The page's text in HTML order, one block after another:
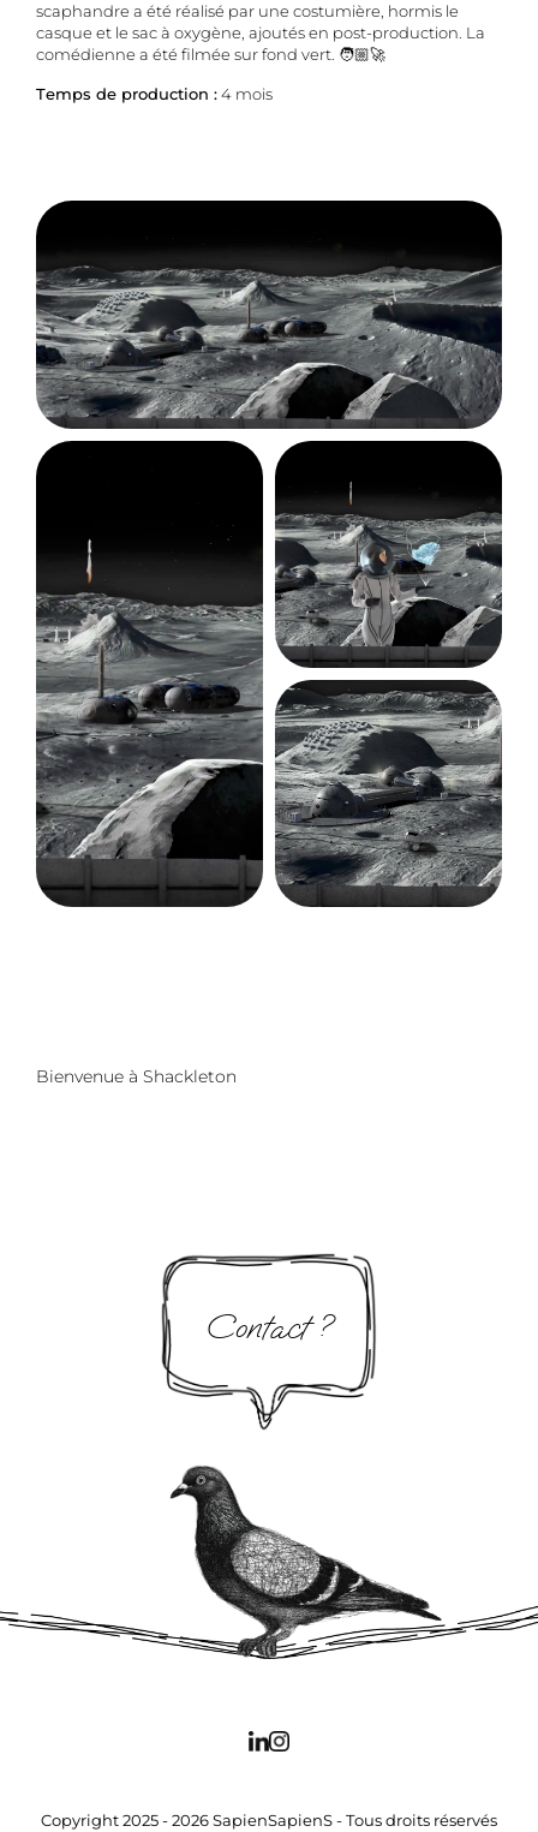
scaphandre a été réalisé par une costumière, hormis le
casque et le sac à oxygène, ajoutés en post-production. La
comédienne a été filmée sur fond vert. 🧑🏼‍🚀
Temps de production :4 mois
Bienvenue à Shackleton
Contact ?
Copyright 2025 - 2026 SapienSapienS - Tous droits réservés
J'accepte la collecte de mes données de la part de l'entreprise
SapienSapienS.
ENVOYER
Ou directement ici
contact@sapiensapiens.com